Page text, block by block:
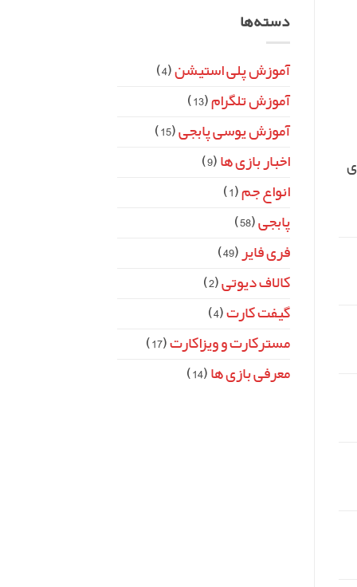
دسته‌ها
آموزش پلی استیشن(4)
آموزش تلگرام(13)
آموزش یوسی پابجی(15)
اخبار بازی ها(9)
انواع جم(1)
پابجی(58)
فری فایر (49)
کالاف دیوتی(2)
گیفت کارت(4)
مسترکارت و ویزاکارت(17)
معرفی بازی ها(14)